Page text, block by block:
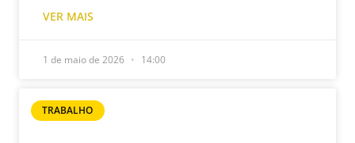
VER MAIS
1 de maio de 2026 14:00
TRABALHO